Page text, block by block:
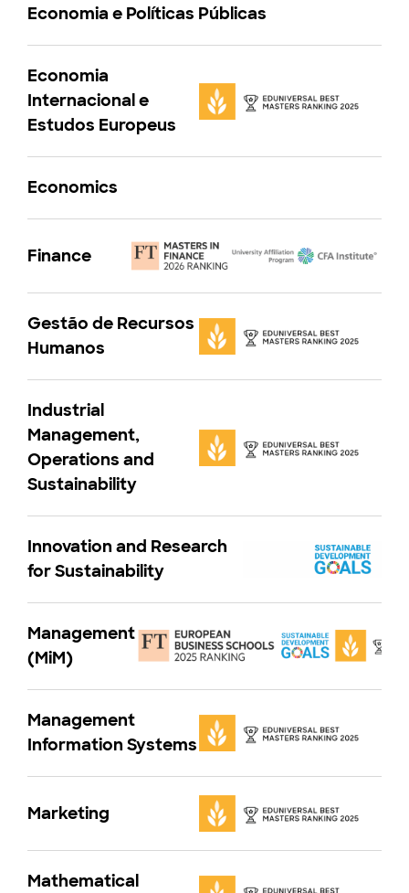
Economia e Políticas Públicas
Economia
Internacional e
Estudos Europeus
Economics
Finance
Gestão de Recursos
Humanos
Industrial
Management,
Operations and
Sustainability
Innovation and Research
for Sustainability
Management
(MiM)
Management
Information Systems
Marketing
Mathematical